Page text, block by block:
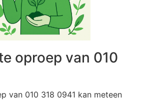
oproep van 010
van 010 318 0941 kan meteen